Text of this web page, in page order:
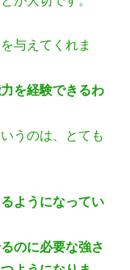
与えてくれま
を経験できるわ
うのは、とても
ようになってい
のに必要な強さ